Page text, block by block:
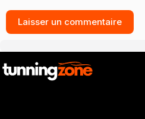
Laisser un commentaire